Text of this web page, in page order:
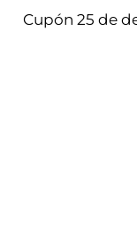
Cupón 25 de